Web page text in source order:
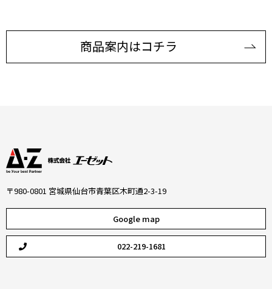
商品案内はコチラ
〒980-0801 宮城県仙台市青葉区木町通2-3-19
Google map
022-219-1681